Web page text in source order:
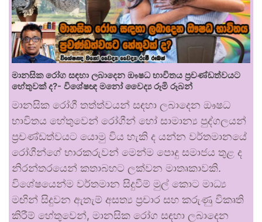
මානසික රෝග සඳහා ලබාදෙන ඖෂධ භාවිතය ප්‍රචණ්ඩත්වයට
හේතුවක් ද?- විශේෂඥ මනෝ වෛද්‍ය රූමි රූබන්
මානසික රෝගී තත්ත්වයන් සඳහා ලබාදෙන ඖෂධ
භාවිතය හේතුවෙන් රෝගීන් හෝ සාමාන්‍ය පුද්ගලයන්
ප්‍රචණ්ඩත්වයට යොමු විය හැකි ද යන්න වර්තමානයේ
රෝගීන්ගේ භාරකරුවන් මෙන්ම පොදු සමාජය තුළ ද
නිරන්තරයෙන් කතාබහට ලක්වන මාතෘකාවකි.
විශේෂයෙන්ම වර්තමාන සිදුවීම් මුල් කොට මාධ්‍ය
මඟින් සිදුවන ඇතැම් අසත්‍ය ප්‍රචාර සහ කරුණු විකෘති
කිරීම් හේතුවෙන්, මානසික රෝග සඳහා ලබාදෙන